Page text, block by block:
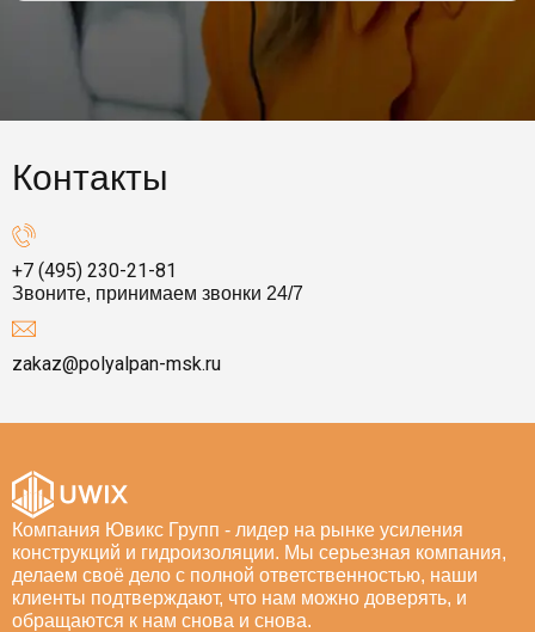
Контакты
+7 (495) 230-21-81
Звоните, принимаем звонки 24/7
zakaz@polyalpan-msk.ru
Компания Ювикс Групп - лидер на рынке усиления
конструкций и гидроизоляции. Мы серьезная компания,
делаем своё дело с полной ответственностью, наши
клиенты подтверждают, что нам можно доверять, и
обращаются к нам снова и снова.